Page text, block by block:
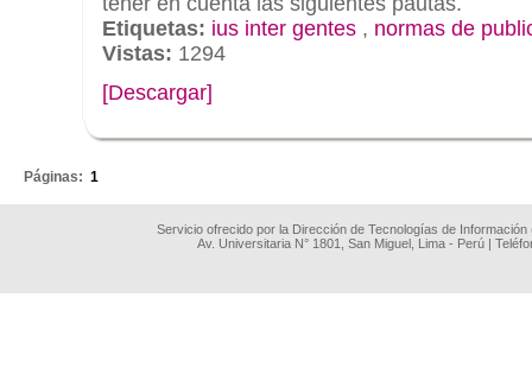
Etiquetas: ius inter gentes , normas de
Vistas: 1294
[Descargar]
Páginas: 1
Servicio ofrecido por la Dirección de Tecnologías de
Av. Universitaria N° 1801, San Miguel, Lima - Perú |